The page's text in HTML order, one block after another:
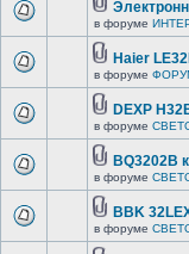
в форуме
Haier
в форуме
DEXP
в форуме
BQ3202B
в форуме
BBK
в форуме